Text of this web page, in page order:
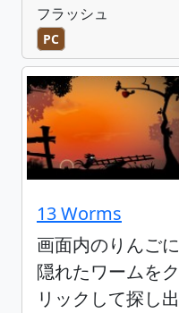
フラッシュ
PC
13 Worms
画面内のりんごに
隠れたワームをク
リックして探し出